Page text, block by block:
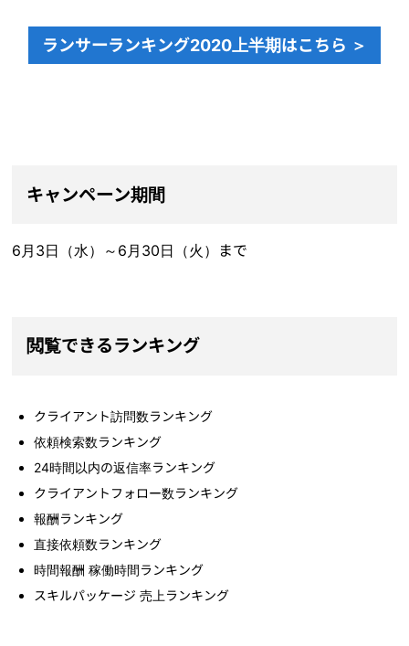
ランサーランキング2020上半期はこちら ＞
キャンペーン期間
6月3日（水）～6月30日（火）まで
閲覧できるランキング
クライアント訪問数ランキング
依頼検索数ランキング
24時間以内の返信率ランキング
クライアントフォロー数ランキング
報酬ランキング
直接依頼数ランキング
時間報酬 稼働時間ランキング
スキルパッケージ 売上ランキング